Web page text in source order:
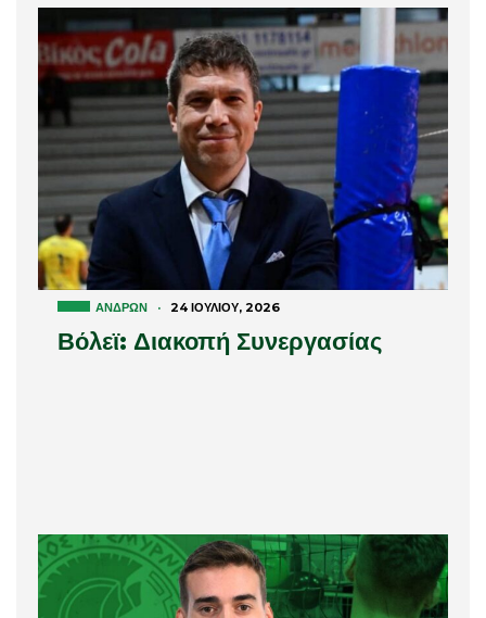
ΑΝΔΡΏΝ · 24 ΙΟΥΛΊΟΥ, 2026
Βόλεϊ: Διακοπή Συνεργασίας